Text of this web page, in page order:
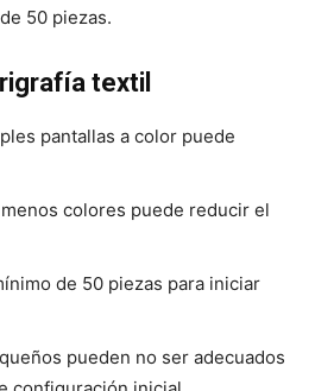
50 piezas.
textil
pantallas a color puede
colores puede reducir el
de 50 piezas para iniciar
pueden no ser adecuados